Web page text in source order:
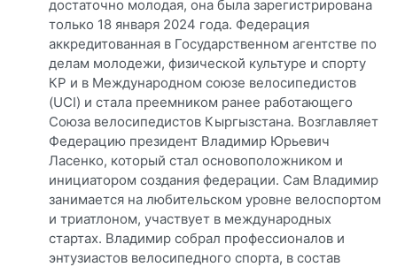
достаточно молодая, она была зарегистрирована
только 18 января 2024 года. Федерация
аккредитованная в Государственном агентстве по
делам молодежи, физической̆ культуре и спорту
КР и в Международном союзе велосипедистов
(UCI) и стала преемником ранее работающего
Союза велосипедистов Кыргызстана. Возглавляет
Федерацию президент Владимир Юрьевич
Ласенко, который стал основоположником и
инициатором создания федерации. Сам Владимир
занимается на любительском уровне велоспортом
и триатлоном, участвует в международных
стартах. Владимир собрал профессионалов и
энтузиастов велосипедного спорта, в состав